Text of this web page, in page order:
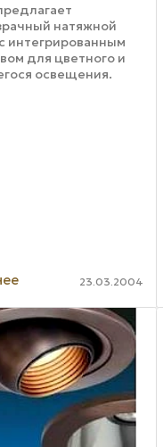
натяжной
интегрированным
для цветного и
освещения.
23.03.2004